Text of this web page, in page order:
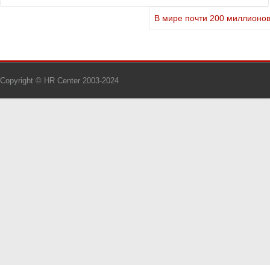
В мире почти 200
Copyright © HR Center 2003-2024